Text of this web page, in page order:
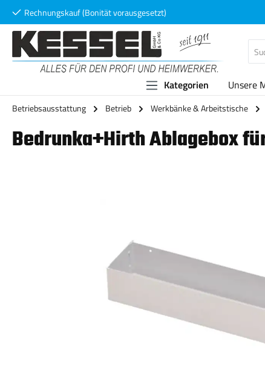
Hauptinhalt springen
Zur Suche springen
Zur Hauptnavigation springen
Rechnungskauf (Bonität vorausgesetzt)
Kategorien Unsere
Betriebsausstattung Betrieb Werkbänke & Arbeitstische
Bedrunka+Hirth Ablagebox